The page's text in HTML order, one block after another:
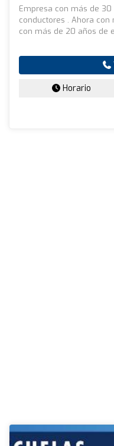
Empresa con más de
conductores . Ahora
con más de 20 años de
Horario